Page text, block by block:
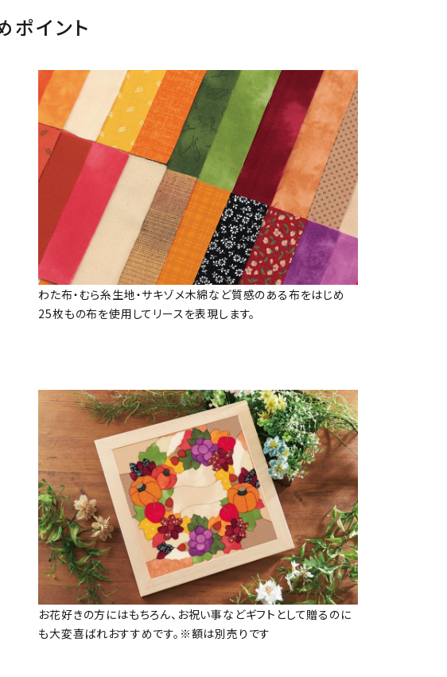
ポイント
わた布・むら糸生地・サキゾメ木綿など質感のある布をはじめ
25枚もの布を使用してリースを表現します。
お花好きの方にはもちろん、お祝い事などギフトとして贈るのに
も大変喜ばれおすすめです。※額は別売りです